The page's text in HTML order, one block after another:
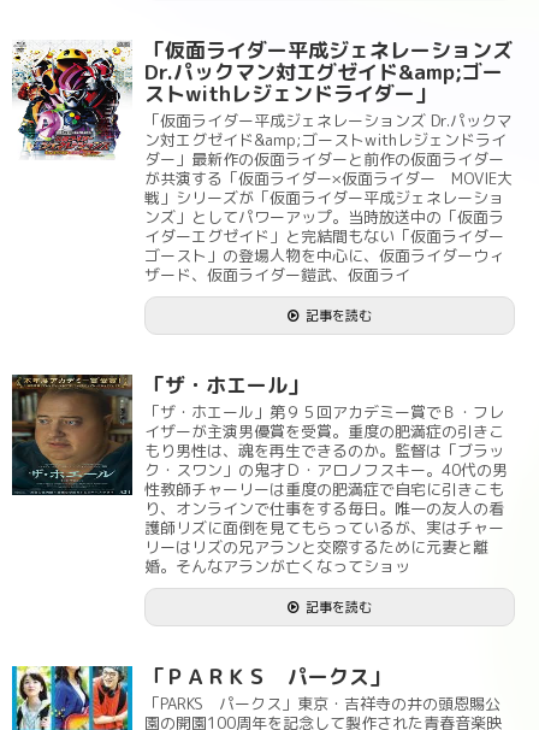
「仮面ライダー平成ジェネレーションズ
Dr.パックマン対エグゼイド&amp;ゴー
ストwithレジェンドライダー」
「仮面ライダー平成ジェネレーションズ Dr.パックマ
ン対エグゼイド&amp;ゴーストwithレジェンドライ
ダー」最新作の仮面ライダーと前作の仮面ライダー
が共演する「仮面ライダー×仮面ライダー MOVIE大
戦」シリーズが「仮面ライダー平成ジェネレーショ
ンズ」としてパワーアップ。当時放送中の「仮面ラ
イダーエグゼイド」と完結間もない「仮面ライダー
ゴースト」の登場人物を中心に、仮面ライダーウィ
ザード、仮面ライダー鎧武、仮面ライ
記事を読む
「ザ・ホエール」
「ザ・ホエール」第９５回アカデミー賞でＢ・フレ
イザーが主演男優賞を受賞。重度の肥満症の引きこ
もり男性は、魂を再生できるのか。監督は「ブラッ
ク・スワン」の鬼才Ｄ・アロノフスキー。40代の男
性教師チャーリーは重度の肥満症で自宅に引きこも
り、オンラインで仕事をする毎日。唯一の友人の看
護師リズに面倒を見てもらっているが、実はチャー
リーはリズの兄アランと交際するために元妻と離
婚。そんなアランが亡くなってショッ
記事を読む
「ＰＡＲＫＳ パークス」
「PARKS パークス」東京・吉祥寺の井の頭恩賜公
園の開園100周年を記念して製作された青春音楽映